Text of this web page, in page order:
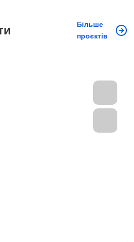
Більше
проєктів